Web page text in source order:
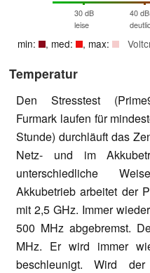
30 dB
leise
40
min: , med: , max:
Temperatur
Den Stresstest
Furmark laufen für
Stunde) durchläuft das
Netz- und im
unterschiedliche
Akkubetrieb arbeitet der
mit 2,5 GHz. Immer
500 MHz abgebremst.
MHz. Er wird immer
beschleunigt. Wird